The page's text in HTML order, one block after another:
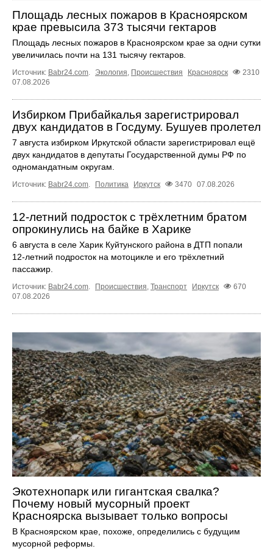
Площадь лесных пожаров в Красноярском
крае превысила 373 тысячи гектаров
Площадь лесных пожаров в Красноярском крае за одни сутки
увеличилась почти на 131 тысячу гектаров.
Источник: Babr24.com. Экология, Происшествия Красноярск
2310
07.08.2026
Избирком Прибайкалья зарегистрировал
двух кандидатов в Госдуму. Бушуев пролетел
7 августа избирком Иркутской области зарегистрировал ещё
двух кандидатов в депутаты Государственной думы РФ по
одномандатным округам.
Источник: Babr24.com. Политика Иркутск 3470 07.08.2026
12‑летний подросток с трёхлетним братом
опрокинулись на байке в Харике
6 августа в селе Харик Куйтунского района в ДТП попали
12‑летний подросток на мотоцикле и его трёхлетний
пассажир.
Источник: Babr24.com. Происшествия, Транспорт Иркутск
670
07.08.2026
Экотехнопарк или гигантская свалка?
Почему новый мусорный проект
Красноярска вызывает только вопросы
В Красноярском крае, похоже, определились с будущим
мусорной реформы.